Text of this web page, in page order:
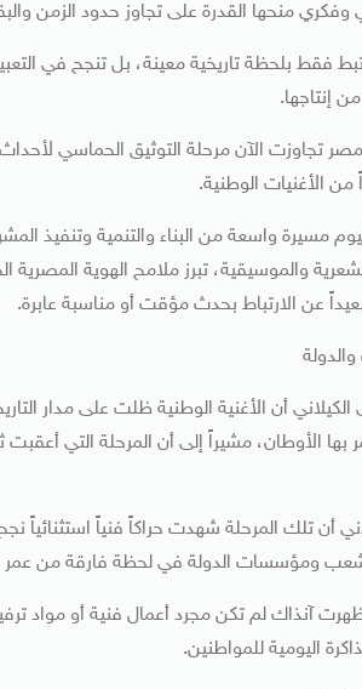
منحها القدرة على تجاوز حدود الزمن
فقط بلحظة تاريخية معينة، بل تنجح في
إنتاجها.
من الأغنيات الوطنية.
مسيرة واسعة من البناء والتنمية وتنفيذ
والموسيقية، تبرز ملامح الهوية المصرية
عن الارتباط بحدث مؤقت أو مناسبة عابرة.
أن الأغنية الوطنية ظلت على مدار
أن تلك المرحلة شهدت حراكاً فنياً استثنائياً
ومؤسسات الدولة في لحظة فارقة من عمر
ظهرت آنذاك لم تكن مجرد أعمال فنية أو مواد
اليومية للمواطنين.